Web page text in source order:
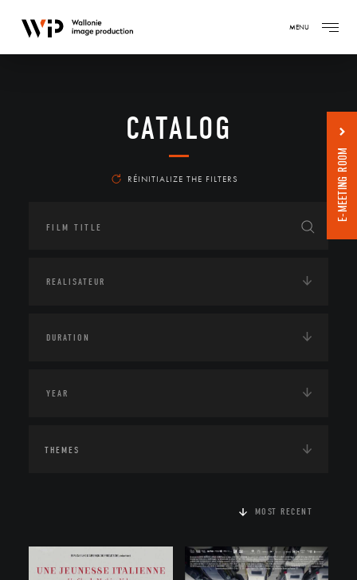
MENU
CATALOG
RÉINITIALIZE THE FILTERS
THEMES
MOST RECENT
E-MEETING ROOM